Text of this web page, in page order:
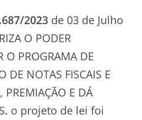
2023 de 03 de Julho
O PODER
O PROGRAMA DE
DE NOTAS FISCAIS E
PREMIAÇÃO E DÁ
. o projeto de lei foi